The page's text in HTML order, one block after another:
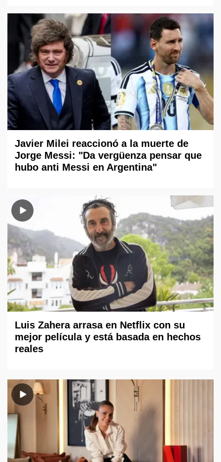
Javier Milei reaccionó a la muerte de
Jorge Messi: "Da vergüenza pensar que
hubo anti Messi en Argentina"
Luis Zahera arrasa en Netflix con su
mejor película y está basada en hechos
reales